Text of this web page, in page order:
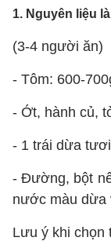
1. Nguyên liệu
(3-4 người ăn)
- Tôm: 600-
- Ớt, hành củ,
- 1 trái dừa
- Đường, bột
nước màu dừa
Lưu ý khi chọn